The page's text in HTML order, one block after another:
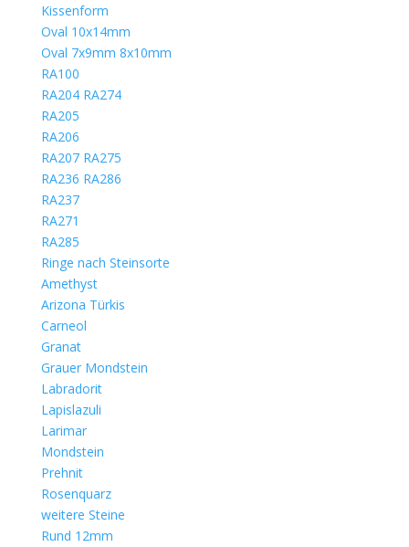
Kissenform
Oval 10x14mm
Oval 7x9mm 8x10mm
RA100
RA204 RA274
RA205
RA206
RA207 RA275
RA236 RA286
RA237
RA271
RA285
Ringe nach Steinsorte
Amethyst
Arizona Türkis
Carneol
Granat
Grauer Mondstein
Labradorit
Lapislazuli
Larimar
Mondstein
Prehnit
Rosenquarz
weitere Steine
Rund 12mm